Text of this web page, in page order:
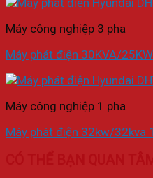
Máy công nghiệp 3 pha
Máy phát điện 30KVA/
Máy công nghiệp 1 pha
Máy phát điện 32kw/32kva